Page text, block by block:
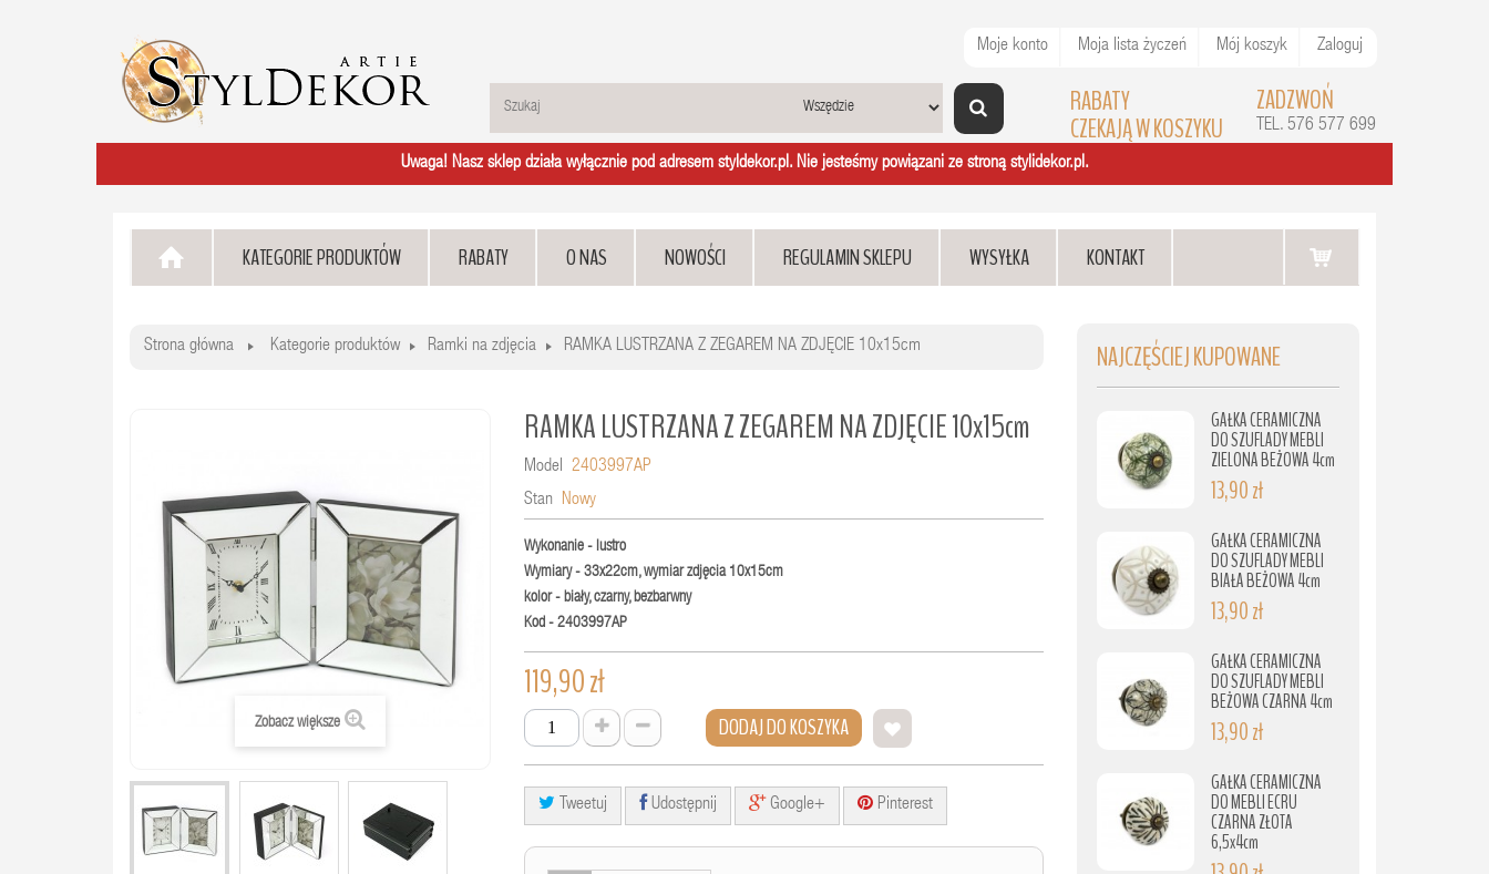
Moje konto Moja lista życzeń Mój koszyk Zaloguj
ZADZWOŃ
TEL. 576 577 699
RABATY
CZEKAJĄ W KOSZYKU
Uwaga! Nasz sklep działa wyłącznie pod adresem styldekor.pl. Nie jesteśmy powiązani ze stroną stylidekor.pl.
KATEGORIE PRODUKTÓW RABATY O NAS NOWOŚCI REGULAMIN SKLEPU WYSYŁKA KONTAKT
Strona główna Kategorie produktów Ramki na zdjęcia RAMKA LUSTRZANA Z ZEGAREM NA ZDJĘCIE 10x15cm
Zobacz większe
RAMKA LUSTRZANA Z ZEGAREM NA ZDJĘCIE 10x15cm
Model 2403997AP
Stan Nowy
Wykonanie - lustro
Wymiary - 33x22cm, wymiar zdjęcia 10x15cm
kolor - biały, czarny, bezbarwny
Kod - 2403997AP
119,90 zł
DODAJ DO KOSZYKA
Tweetuj Udostępnij Google+ Pinterest
NAJCZĘŚCIEJ KUPOWANE
GAŁKA CERAMICZNA
DO SZUFLADY MEBLI
ZIELONA BEŻOWA 4cm
13,90 zł
GAŁKA CERAMICZNA
DO SZUFLADY MEBLI
BIAŁA BEŻOWA 4cm
13,90 zł
GAŁKA CERAMICZNA
DO SZUFLADY MEBLI
BEŻOWA CZARNA 4cm
13,90 zł
GAŁKA CERAMICZNA
DO MEBLI ECRU
CZARNA ZŁOTA
6,5x4cm